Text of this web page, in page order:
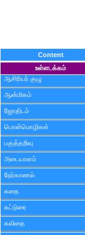
Content
உள்ளடக்கம்
ஆசிரியர் குழு
ஆன்மிகம்
ஜோதிடம்
பொன்மொழிகள்
பகுத்தறிவு
அடையாளம்
நேர்காணல்
கதை
கட்டுரை
கவிதை